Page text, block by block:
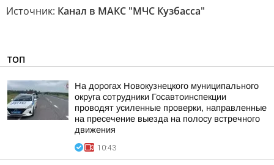
Источник: Канал в МАКС "МЧС Кузбасса"
ТОП
На дорогах Новокузнецкого муниципального
округа сотрудники Госавтоинспекции
проводят усиленные проверки, направленные
на пресечение выезда на полосу встречного
движения
10:43